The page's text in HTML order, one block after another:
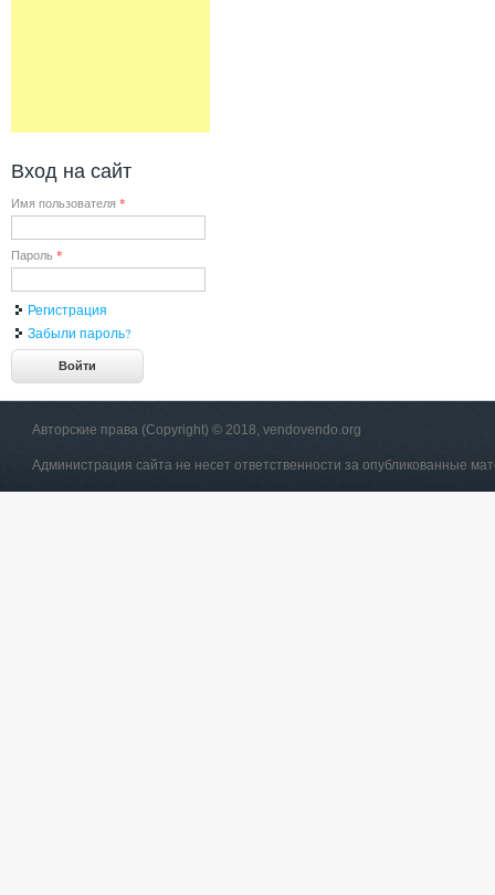
Вход на сайт
Имя пользователя *
Пароль *
Регистрация
Забыли пароль?
Авторские права (Copyright) © 2018, vendovendo.org
Администрация сайта не несет ответственности за опубликованные